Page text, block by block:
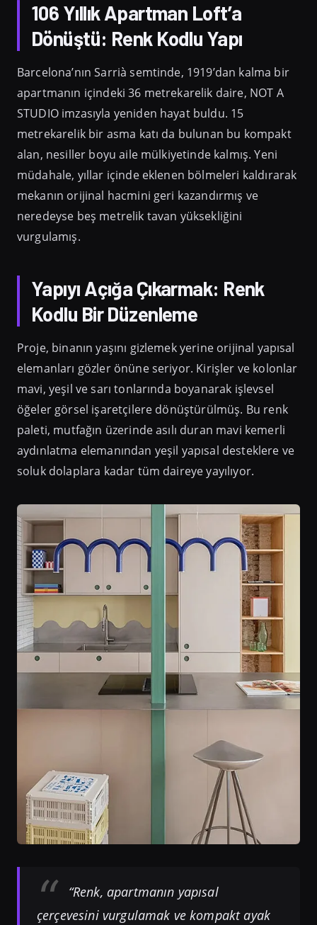
106 Yıllık Apartman Loft’a
Dönüştü: Renk Kodlu Yapı
Barcelona’nın Sarrià semtinde, 1919’dan kalma bir
apartmanın içindeki 36 metrekarelik daire, NOT A
STUDIO imzasıyla yeniden hayat buldu. 15
metrekarelik bir asma katı da bulunan bu kompakt
alan, nesiller boyu aile mülkiyetinde kalmış. Yeni
müdahale, yıllar içinde eklenen bölmeleri kaldırarak
mekanın orijinal hacmini geri kazandırmış ve
neredeyse beş metrelik tavan yüksekliğini
vurgulamış.
Yapıyı Açığa Çıkarmak: Renk
Kodlu Bir Düzenleme
Proje, binanın yaşını gizlemek yerine orijinal yapısal
elemanları gözler önüne seriyor. Kirişler ve kolonlar
mavi, yeşil ve sarı tonlarında boyanarak işlevsel
öğeler görsel işaretçilere dönüştürülmüş. Bu renk
paleti, mutfağın üzerinde asılı duran mavi kemerli
aydınlatma elemanından yeşil yapısal desteklere ve
soluk dolaplara kadar tüm daireye yayılıyor.
“Renk, apartmanın yapısal
çerçevesini vurgulamak ve kompakt ayak